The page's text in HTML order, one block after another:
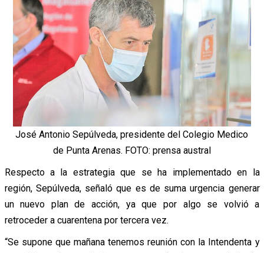
José Antonio Sepúlveda, presidente del Colegio Medico
de Punta Arenas. FOTO: prensa austral
Respecto a la estrategia que se ha implementado en la
región, Sepúlveda, señaló que es de suma urgencia generar
un nuevo plan de acción, ya que por algo se volvió a
retroceder a cuarentena por tercera vez.
“Se supone que mañana tenemos reunión con la Intendenta y